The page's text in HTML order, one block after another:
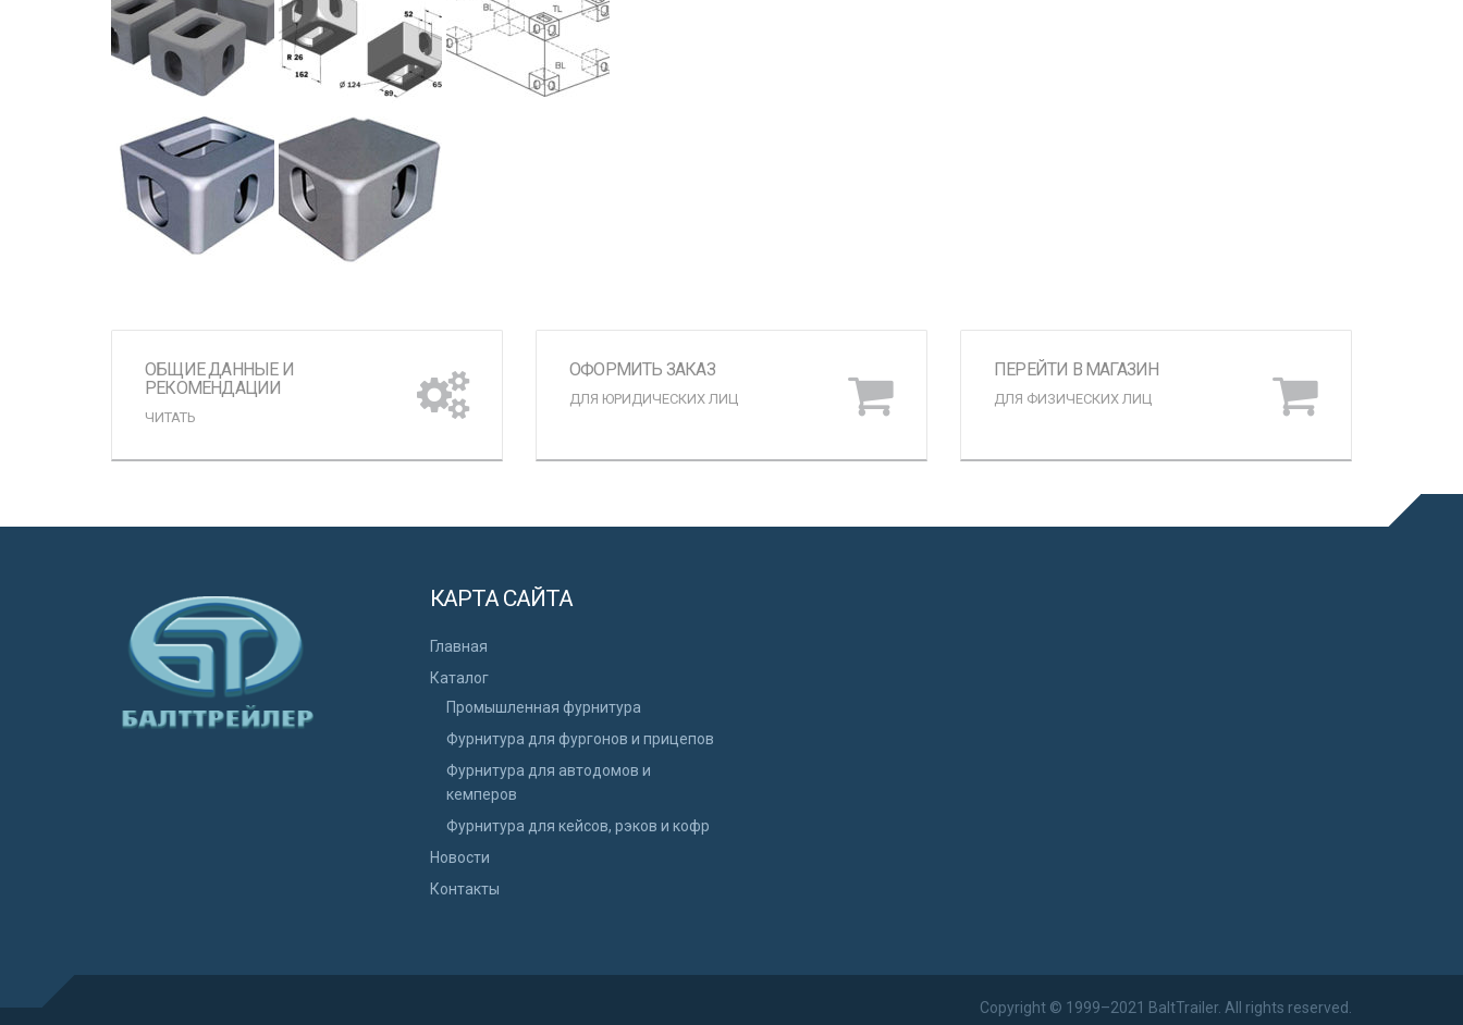
ОБЩИЕ ДАННЫЕ И
РЕКОМЕНДАЦИИ
ЧИТАТЬ
ОФОРМИТЬ ЗАКАЗ
ДЛЯ ЮРИДИЧЕСКИХ ЛИЦ
ПЕРЕЙТИ В МАГАЗИН
ДЛЯ ФИЗИЧЕСКИХ ЛИЦ
КАРТА САЙТА
Главная
Каталог
Промышленная фурнитура
Фурнитура для фургонов и прицепов
Фурнитура для автодомов и
кемперов
Фурнитура для кейсов, рэков и кофр
Новости
Контакты
Copyright © 1999–2021 BaltTrailer. All rights reserved.